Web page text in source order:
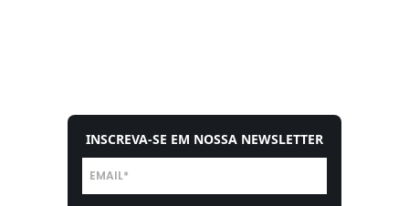
INSCREVA-SE EM NOSSA NEWSLETTER